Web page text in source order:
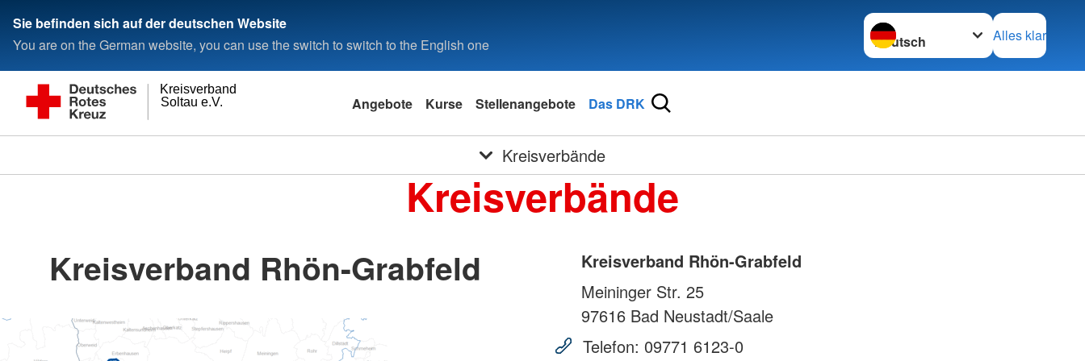
Sie befinden sich auf der deutschen Website
You are on the German website, you can use the switch to switch to the English one
Sprache wechseln zu
Alles klar
Soltau e.V.
Kreisverband
Angebote Kurse Stellenangebote Das DRK
Kreisverbände
Kreisverbände
Kreisverband Rhön-Grabfeld
Kreisverband Rhön-Grabfeld
Meininger Str. 25
97616 Bad Neustadt/Saale
Telefon: 09771 6123-0